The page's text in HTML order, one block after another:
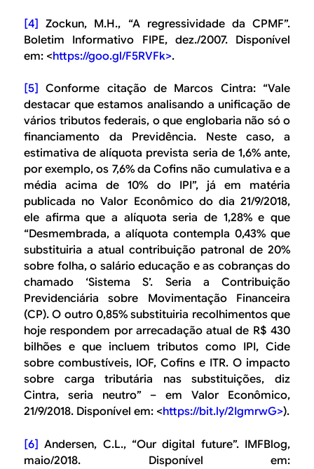
[4] Zockun, M.H., “A regressividade da CPMF”.
Boletim Informativo FIPE, dez./2007. Disponível
em: <https://goo.gl/F5RVFk>.
[5]
Conforme citação de Marcos Cintra: “Vale
destacar que estamos analisando a unificação de
vários tributos federais, o que englobaria não só o
financiamento da Previdência. Neste caso, a
estimativa de alíquota prevista seria de 1,6% ante,
por exemplo, os 7,6% da Cofins não cumulativa e a
média acima de 10% do IPI”, já em matéria
publicada noValor Econômicodo dia 21/9/2018,
ele afirma que a alíquota seria de 1,28% e que
“Desmembrada, a alíquota contempla 0,43% que
substituiria a atual contribuição patronal de 20%
sobre folha, o salário educação e as cobranças do
chamado ‘Sistema S’. Seria a Contribuição
Previdenciária sobre Movimentação Financeira
(CP). O outro 0,85% substituiria recolhimentos que
hoje respondem por arrecadação atual de R$ 430
bilhões e que incluem tributos como IPI, Cide
sobre combustíveis, IOF, Cofins e ITR. O impacto
sobre carga tributária nas substituições, diz
Cintra, seria neutro” – emValor Econômico,
21/9/2018. Disponível em: <https://bit.ly/2IgmrwG>).
[6] Andersen, C.L., “Our digital future”. IMFBlog,
maio/2018. Disponível em: